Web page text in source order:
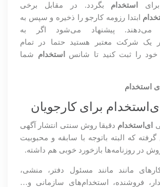
استخدام بگردد. در مقابل برخی
ابتدا رزومه کارجو را ذخیره و سپس به
می‌دهند. پیشنهاد می‌شود اگر به
یک شرکت معتبر هستید حتما در تمام
خود را ثبت کنید تا شانس
استخدام شما
استخدام
ای‌استخدام دقیقا روش سنتی انتشار آگهی
که البته باتوجه با سابقه و محبوبیت
در روزنامه‌ها بازخورد خوبی هم داشته.
مانند مانند مسئول دفتر، منشی،
فروشنده، استخدام‌های سازمانی و…